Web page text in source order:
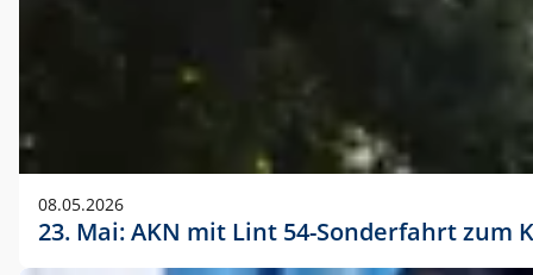
08.05.2026
23. Mai: AKN mit Lint 54-Sonderfahrt